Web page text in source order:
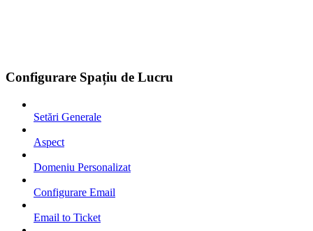
Configurare Spațiu de Lucru
Setări Generale
Aspect
Domeniu Personalizat
Configurare Email
Email to Ticket